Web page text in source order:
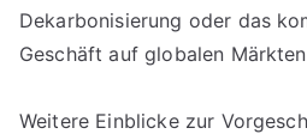
Dekarbonisierung oder das
Geschäft auf globalen
Weitere Einblicke zur